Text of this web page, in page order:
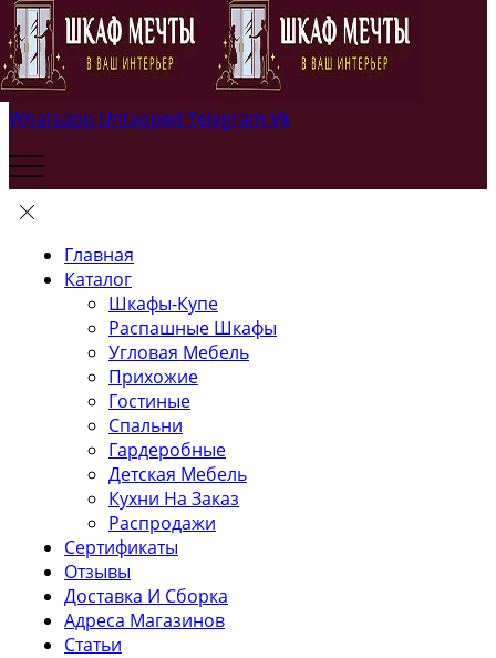
Whatsapp Untapped Telegram Vk
Главная
Каталог
Шкафы-Купе
Распашные Шкафы
Угловая Мебель
Прихожие
Гостиные
Спальни
Гардеробные
Детская Мебель
Кухни На Заказ
Распродажи
Сертификаты
Отзывы
Доставка И Сборка
Адреса Магазинов
Статьи